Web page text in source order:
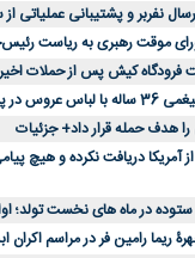
خرید، قیمت و فروش در ایران
برای دویدن و استفاده روزمره |
نفربر و پشتیبانی عملیاتی
موقت رهبری به ریاست
کیش پس از حملات اخیر
باحالیم
هدف حمله قرار داد+ جزئیات
دریافت نکرده و هیچ
در ماه های نخست تولد؛
رامین فر در مراسم اکران